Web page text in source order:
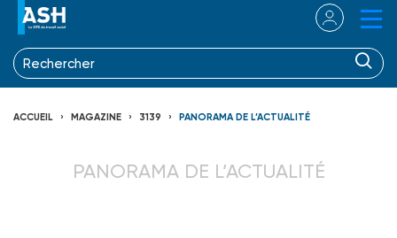
ACCUEIL MAGAZINE 3139 PANORAMA DE L’ACTUALITÉ
PANORAMA DE L’ACTUALITÉ